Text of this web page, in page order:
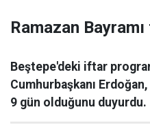
Ramazan
Beştepe'deki iftar
Cumhurbaşkanı
9 gün olduğunu duyurdu.